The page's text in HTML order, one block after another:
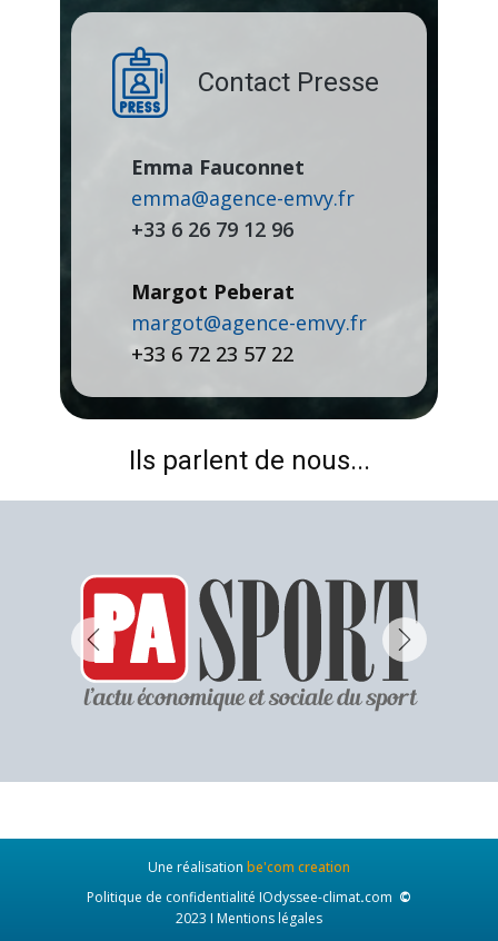
Contact Presse
Emma Fauconnet
emma@agence-emvy.fr
+33 6 26 79 12 96
Margot Peberat
margot@agence-emvy.fr
+33 ​6 72 23 57 22
Ils parlent de nous...
Une réalisation be'com creation
Politique de confidentialité IOdyssee-climat.com ©
2023 I Mentions légales